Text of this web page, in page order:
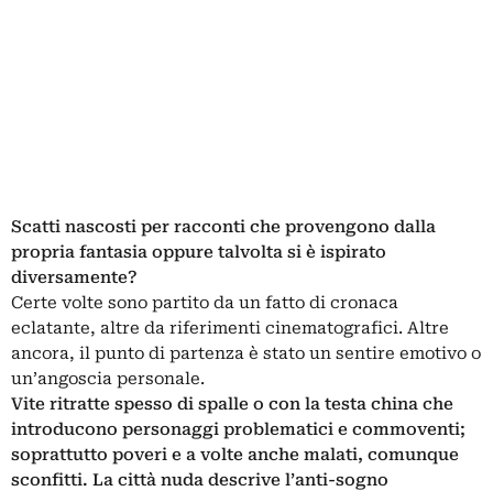
Scatti nascosti per racconti che provengono dalla
propria fantasia oppure talvolta si è ispirato
diversamente?
Certe volte sono partito da un fatto di cronaca
eclatante, altre da riferimenti cinematografici. Altre
ancora, il punto di partenza è stato un sentire emotivo o
un’angoscia personale.
Vite ritratte spesso di spalle o con la testa china che
introducono personaggi problematici e commoventi;
soprattutto poveri e a volte anche malati, comunque
sconfitti. La città nuda descrive l’anti-sogno